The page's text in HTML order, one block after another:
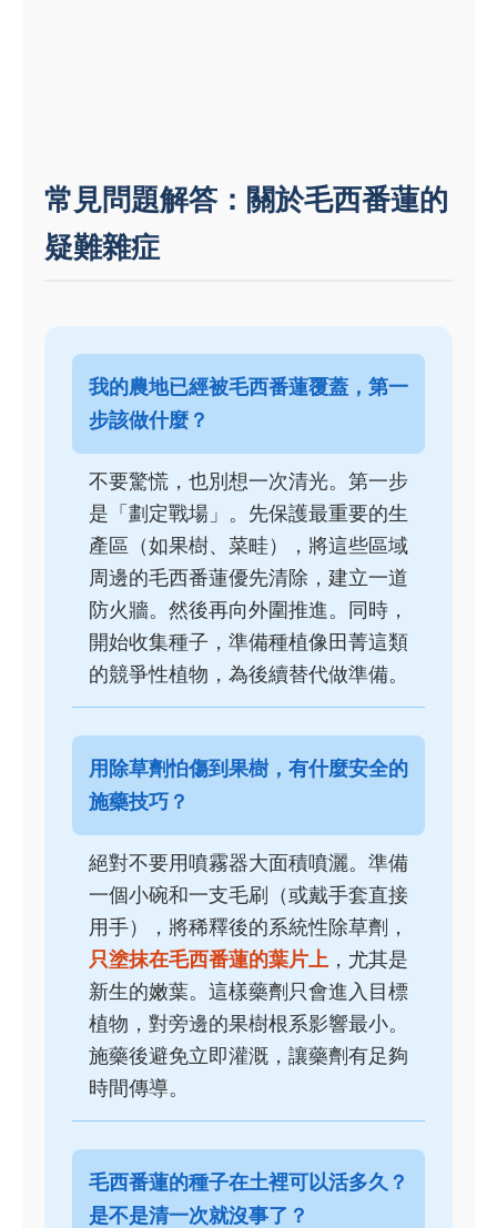
常見問題解答：關於毛西番蓮的
疑難雜症
我的農地已經被毛西番蓮覆蓋，第一
步該做什麼？
不要驚慌，也別想一次清光。第一步
是「劃定戰場」。先保護最重要的生
產區（如果樹、菜畦），將這些區域
周邊的毛西番蓮優先清除，建立一道
防火牆。然後再向外圍推進。同時，
開始收集種子，準備種植像田菁這類
的競爭性植物，為後續替代做準備。
用除草劑怕傷到果樹，有什麼安全的
施藥技巧？
絕對不要用噴霧器大面積噴灑。準備
一個小碗和一支毛刷（或戴手套直接
用手），將稀釋後的系統性除草劑，
只塗抹在毛西番蓮的葉片上 ，尤其是
新生的嫩葉。這樣藥劑只會進入目標
植物，對旁邊的果樹根系影響最小。
施藥後避免立即灌溉，讓藥劑有足夠
時間傳導。
毛西番蓮的種子在土裡可以活多久？
是不是清一次就沒事了？